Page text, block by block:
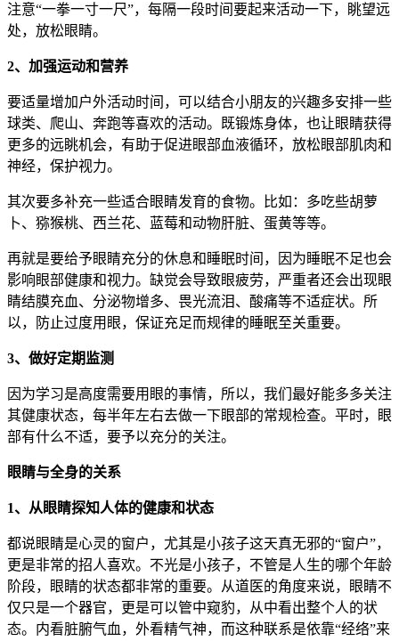
注意“一拳一寸一尺”，每隔一段时间要起来活动一下，眺望远
处，放松眼睛。
2、加强运动和营养
要适量增加户外活动时间，可以结合小朋友的兴趣多安排一些
球类、爬山、奔跑等喜欢的活动。既锻炼身体，也让眼睛获得
更多的远眺机会，有助于促进眼部血液循环，放松眼部肌肉和
神经，保护视力。
其次要多补充一些适合眼睛发育的食物。比如：多吃些胡萝
卜、猕猴桃、西兰花、蓝莓和动物肝脏、蛋黄等等。
再就是要给予眼睛充分的休息和睡眠时间，因为睡眠不足也会
影响眼部健康和视力。缺觉会导致眼疲劳，严重者还会出现眼
睛结膜充血、分泌物增多、畏光流泪、酸痛等不适症状。所
以，防止过度用眼，保证充足而规律的睡眠至关重要。
3、做好定期监测
因为学习是高度需要用眼的事情，所以，我们最好能多多关注
其健康状态，每半年左右去做一下眼部的常规检查。平时，眼
部有什么不适，要予以充分的关注。
眼睛与全身的关系
1、从眼睛探知人体的健康和状态
都说眼睛是心灵的窗户，尤其是小孩子这天真无邪的“窗户”，
更是非常的招人喜欢。不光是小孩子，不管是人生的哪个年龄
阶段，眼睛的状态都非常的重要。从道医的角度来说，眼睛不
仅只是一个器官，更是可以管中窥豹，从中看出整个人的状
态。内看脏腑气血，外看精气神，而这种联系是依靠“经络”来